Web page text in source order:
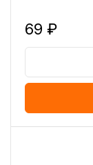
69 ₽